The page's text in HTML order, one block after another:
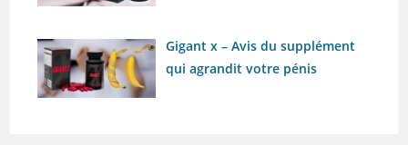
Gigant x – Avis du supplément
qui agrandit votre pénis